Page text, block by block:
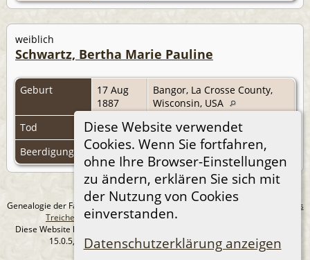
Diese Website verwendet
Cookies. Wenn Sie fortfahren,
ohne Ihre Browser-Einstellungen
zu ändern, erklären Sie sich mit
der Nutzung von Cookies
einverstanden.
Datenschutzerklärung anzeigen
weiblich
Schwartz, Bertha Marie Pauline
Geburt
17 Aug
1887
Bangor, La Crosse County,
Wisconsin, USA
Tod
Beerdigung
Genealogie der Familie Treichel aus Berlin. - erstellt und betreut von
Andreas
Treichel
Copyright © 2014-2026 Alle Rechte vorbehalten.
Diese Website läuft mit
15.0.5, programmiert von Darrin Lythgoe © 2001-2026.
Datenschutzerklärung